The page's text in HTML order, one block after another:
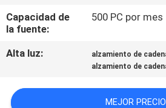
NOTICIAS
PIDA
CITA
Capacidad de
la fuente:
500 PC por mes
Alta luz: alzamiento de
alzamiento de
MEJOR PRECIO